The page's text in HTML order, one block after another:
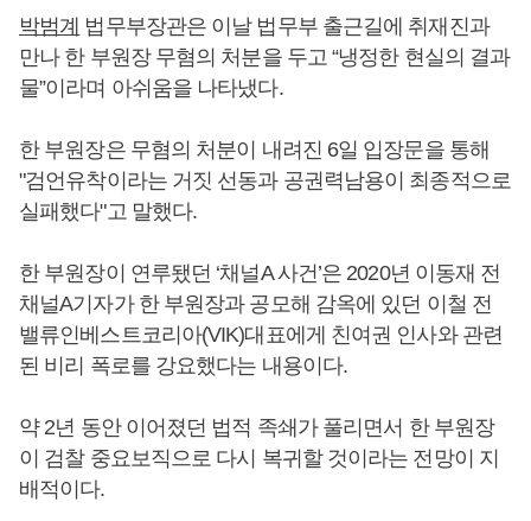
박범계 법무부장관은 이날 법무부 출근길에 취재진과
만나 한 부원장 무혐의 처분을 두고 “냉정한 현실의 결과
물”이라며 아쉬움을 나타냈다.
한 부원장은 무혐의 처분이 내려진 6일 입장문을 통해
"검언유착이라는 거짓 선동과 공권력남용이 최종적으로
실패했다"고 말했다.
한 부원장이 연루됐던 ‘채널A 사건’은 2020년 이동재 전
채널A기자가 한 부원장과 공모해 감옥에 있던 이철 전
밸류인베스트코리아(VIK)대표에게 친여권 인사와 관련
된 비리 폭로를 강요했다는 내용이다.
약 2년 동안 이어졌던 법적 족쇄가 풀리면서 한 부원장
이 검찰 중요보직으로 다시 복귀할 것이라는 전망이 지
배적이다.